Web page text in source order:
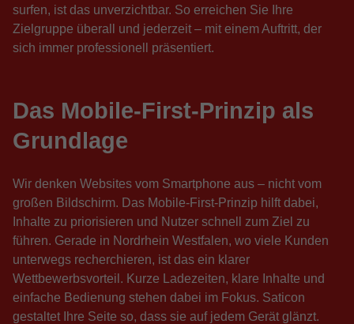
surfen, ist das unverzichtbar. So erreichen Sie Ihre
Zielgruppe überall und jederzeit – mit einem Auftritt, der
sich immer professionell präsentiert.
Das Mobile-First-Prinzip als
Grundlage
Wir denken Websites vom Smartphone aus – nicht vom
großen Bildschirm. Das Mobile-First-Prinzip hilft dabei,
Inhalte zu priorisieren und Nutzer schnell zum Ziel zu
führen. Gerade in Nordrhein Westfalen, wo viele Kunden
unterwegs recherchieren, ist das ein klarer
Wettbewerbsvorteil. Kurze Ladezeiten, klare Inhalte und
einfache Bedienung stehen dabei im Fokus. Saticon
gestaltet Ihre Seite so, dass sie auf jedem Gerät glänzt.